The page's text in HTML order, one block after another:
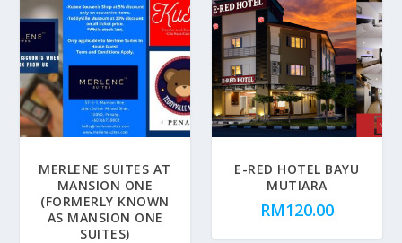
MERLENE SUITES AT
MANSION ONE
(FORMERLY KNOWN
AS MANSION ONE
SUITES)
E-RED HOTEL BAYU
MUTIARA
RM120.00